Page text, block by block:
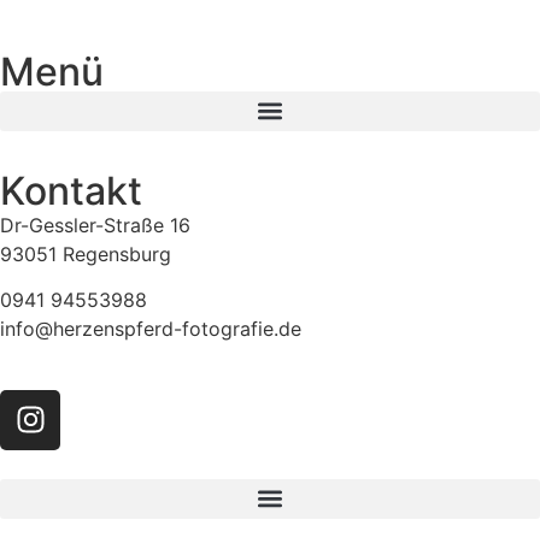
Menü
Kontakt
Dr-Gessler-Straße 16
93051 Regensburg
0941 94553988
info@herzenspferd-fotografie.de